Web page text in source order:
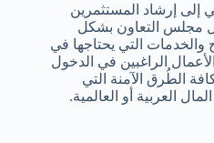
إرشاد المستثمرين
مجلس التعاون بشكل
التي يحتاجها في
الراغبين في الدخول
الطُرق الآمنة التي
العربية أو العالمية.